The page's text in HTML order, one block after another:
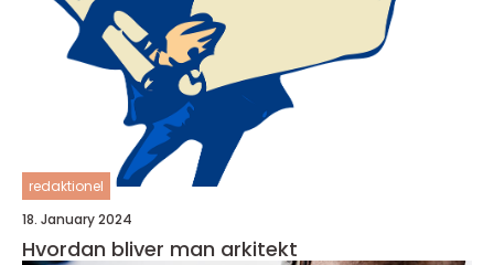
redaktionel
18. January 2024
Hvordan bliver man arkitekt